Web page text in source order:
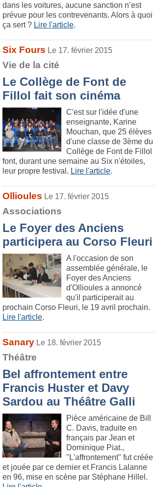
dans les voitures, aucune sanction n’est
prévue pour les contrevenants. Alors à quoi
ça sert ? Lire l'article.
Six Fours Le 17. février 2015
Vie de la cité
Le Collège de Font de
Fillol fait son cinéma
C'est sur l'idée d'une
enseignante, Karine
Mouchan, que 25 élèves
d'une classe de 3ème du
Collège de Font de Fillol
font, durant une semaine au Six n'étoiles,
leur propre festival. Lire l'article.
Ollioules Le 17. février 2015
Associations
Le Foyer des Anciens
participera au Corso Fleuri
A l'occasion de son
assemblée générale, le
Foyer des Anciens
d'Ollioules a annoncé
qu'il participerait au
prochain Corso Fleuri, le 19 avril prochain.
Lire l'article.
Sanary Le 18. février 2015
Théâtre
Bel affrontement entre
Francis Huster et Davy
Sardou au Théâtre Galli
Pièce américaine de Bill
C. Davis, traduite en
français par Jean et
Dominique Piat.,
"L'affrontement" fut créée
et jouée par ce dernier et Francis Lalanne
en 96, mise en scène par Stéphane Hillel.